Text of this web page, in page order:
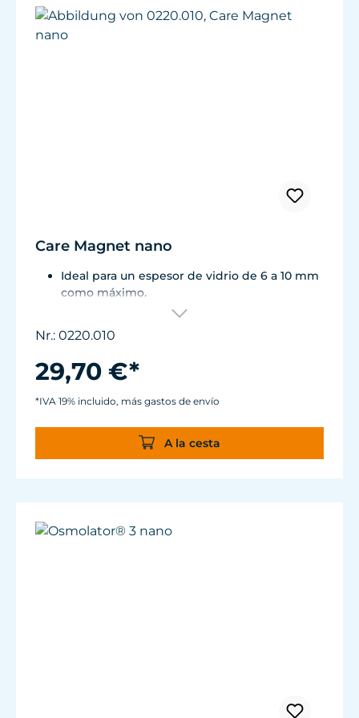
Care Magnet nano
Ideal para un espesor de vidrio de 6 a 10 mm
como máximo.
Inclusive 1 cuchilla de plástico de recambio
verde, blanco, negro).
Ángulos redondeados para una transición
perfecta al siguiente lado del cristal
El imán interior a una distancia de más de 3
mm del cristal del acuario impide que se
incruste arena del acuario.
Nr.: 0220.010
29,70 €*
*IVA 19% incluido, más gastos de envío
A la cesta